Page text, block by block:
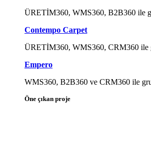
ÜRETİM360, WMS360, B2B360 ile
Contempo Carpet
ÜRETİM360, WMS360, CRM360 ile
Empero
WMS360, B2B360 ve CRM360 ile
Öne çıkan proje